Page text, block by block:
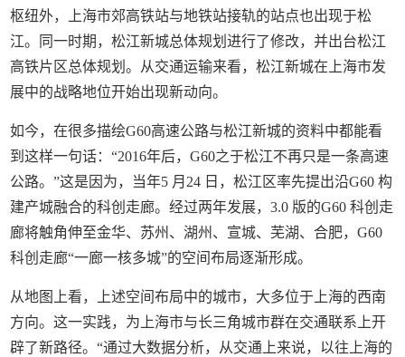
枢纽外，上海市郊高铁站与地铁站接轨的站点也出现于松
江。同一时期，松江新城总体规划进行了修改，并出台松江
高铁片区总体规划。从交通运输来看，松江新城在上海市发
展中的战略地位开始出现新动向。
如今，在很多描绘G60高速公路与松江新城的资料中都能看
到这样一句话：“2016年后，G60之于松江不再只是一条高速
公路。”这是因为，当年5 月24 日，松江区率先提出沿G60 构
建产城融合的科创走廊。经过两年发展，3.0 版的G60 科创走
廊将触角伸至金华、苏州、湖州、宣城、芜湖、合肥，G60
科创走廊“一廊一核多城”的空间布局逐渐形成。
从地图上看，上述空间布局中的城市，大多位于上海的西南
方向。这一实践，为上海市与长三角城市群在交通联系上开
辟了新路径。“通过大数据分析，从交通上来说，以往上海的